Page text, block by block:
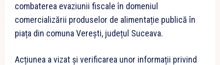
combaterea evaziunii fiscale în domeniul
comercializării produselor de alimentație publică în
piața din comuna Verești, județul Suceava.
Acțiunea a vizat și verificarea unor informații privind